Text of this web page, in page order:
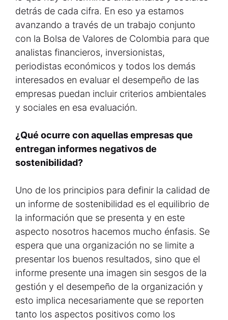
detrás de cada cifra. En eso ya estamos
avanzando a través de un trabajo conjunto
con la Bolsa de Valores de Colombia para que
analistas financieros, inversionistas,
periodistas económicos y todos los demás
interesados en evaluar el desempeño de las
empresas puedan incluir criterios ambientales
y sociales en esa evaluación.
¿Qué ocurre con aquellas empresas que
entregan informes negativos de
sostenibilidad?
Uno de los principios para definir la calidad de
un informe de sostenibilidad es el equilibrio de
la información que se presenta y en este
aspecto nosotros hacemos mucho énfasis. Se
espera que una organización no se limite a
presentar los buenos resultados, sino que el
informe presente una imagen sin sesgos de la
gestión y el desempeño de la organización y
esto implica necesariamente que se reporten
tanto los aspectos positivos como los